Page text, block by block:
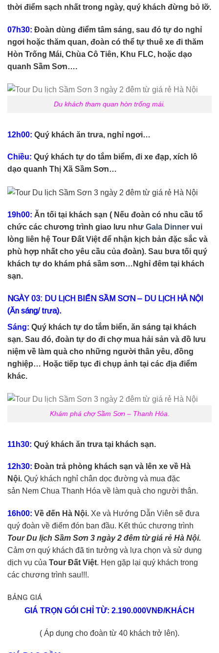
thời điểm sạch nhất trong ngày, quý khách đừng bỏ lỡ.
07h30: Đoàn dùng điểm tâm sáng, sau đó tự do nghỉ
ngơi hoặc thăm quan, đoàn có thể tự thuê xe đi thăm
Hòn Trống Mái, Chùa Cô Tiên, Khu FLC, hoặc dạo
quanh Sầm Sơn….
Du khách tham quan hòn trống mái.
12h00: Quý khách ăn trưa, nghỉ ngơi…
Chiều: Quý khách tự do tắm biểm, đi xe đạp, xích lô
dạo quanh Thị Xã Sầm Sơn…
19h00: Ăn tối tại khách sạn ( Nếu đoàn có nhu cầu tổ
chức các chương trình giao lưu như Gala Dinner vui
lòng liên hệ Tour Đất Việt để nhận kịch bản đặc sắc và
phù hợp nhất cho yêu cầu của đoàn). Sau bưa tối quý
khách tự do khám phá sầm sơn…Nghỉ đêm tại khách
sạn.
NGÀY 03: DU LỊCH BIỂN SẦM SƠN – DU LỊCH HÀ NỘI
(Ăn sáng/ trưa).
Sáng: Quý khách tự do tắm biển, ăn sáng tại khách
sạn. Sau đó, đoàn tự do đi chợ mua hải sản và đồ lưu
niệm về làm quà cho những người thân yêu, đồng
nghiệp… Hoặc tiếp tục đi chụp ảnh tại các địa điểm
khác.
Khám phá chợ Sầm Sơn – Thanh Hóa.
11h30: Quý khách ăn trưa tại khách sạn.
12h30: Đoàn trả phòng khách sạn và lên xe về Hà
Nội. Quý khách nghỉ chân dọc đường và mua đặc
sản Nem Chua Thanh Hóa về làm quà cho người thân.
16h00: Về đến Hà Nội. Xe và Hướng Dẫn Viên sẽ đưa
quý đoàn về điểm đón ban đầu. Kết thúc chương trình
Tour Du lịch Sầm Sơn 3 ngày 2 đêm từ giá rẻ Hà Nội.
Cảm ơn quý khách đã tin tưởng và lựa chọn và sử dụng
dịch vụ của Tour Đất Việt. Hẹn gặp lại quý khách trong
các chương trình sau!!!.
BẢNG GIÁ
GIÁ TRỌN GÓI CHỈ TỪ: 2.190.000VNĐ/KHÁCH
( Áp dụng cho đoàn từ 40 khách trở lên).